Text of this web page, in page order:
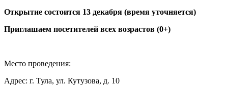
Открытие состоится 13 декабря (время уточняется)
Приглашаем посетителей всех возрастов (0+)
Место проведения:
Адрес: г. Тула, ул. Кутузова, д. 10